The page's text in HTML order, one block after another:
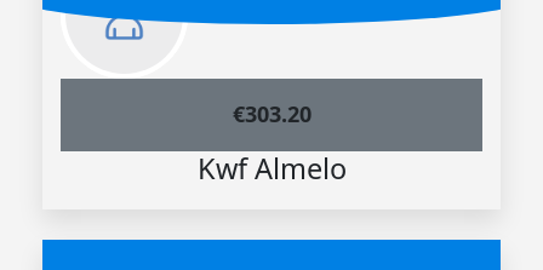
€303.20
Kwf Almelo